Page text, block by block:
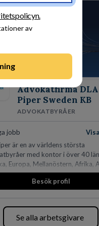
av
utveckla och kommersialisera
viktigaste tillgångar.
Advokatfirma DLA
Piper Sweden KB
ADVOKATBYRÅER
jobb
är en av världens största
med kontor i över 40
Europa, Mellanöstern, Afrika,
Vi är specialister inom
alla områden och vi har
Århus, Oslo och Helsingfors
Piper erbjuda våra klienter en
Besök profil
Se alla arbetsgivare